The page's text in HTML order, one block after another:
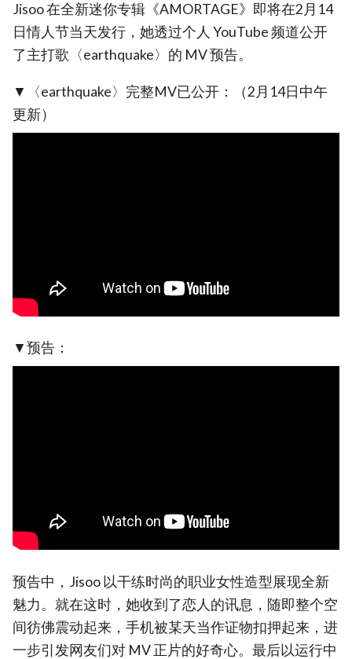
Jisoo 在全新迷你专辑《AMORTAGE》即将在2月14
日情人节当天发行，她透过个人 YouTube 频道公开
了主打歌〈earthquake〉的 MV 预告。
▼〈earthquake〉完整MV已公开：（2月14日中午
更新）
▼预告：
预告中，Jisoo 以干练时尚的职业女性造型展现全新
魅力。就在这时，她收到了恋人的讯息，随即整个空
间彷佛震动起来，手机被某天当作证物扣押起来，进
一步引发网友们对 MV 正片的好奇心。最后以运行中